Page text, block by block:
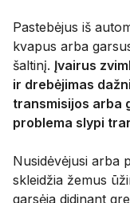
Pastebėjus iš
kvapus arba
šaltinį. Įvairus
ir drebėjimas
transmisijos arba
problema slypi
Nusidėvėjusi arba
skleidžia žemus
garsėja didinant